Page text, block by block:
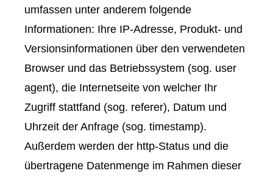
umfassen unter anderem folgende
Informationen: Ihre IP-Adresse, Produkt- und
Versionsinformationen über den verwendeten
Browser und das Betriebssystem (sog. user
agent), die Internetseite von welcher Ihr
Zugriff stattfand (sog. referer), Datum und
Uhrzeit der Anfrage (sog. timestamp).
Außerdem werden der http-Status und die
übertragene Datenmenge im Rahmen dieser